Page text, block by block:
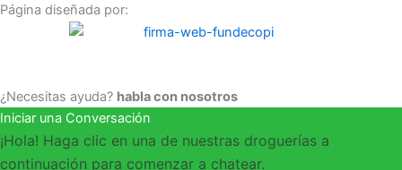
Página diseñada por:
¿Necesitas ayuda? habla con nosotros
Iniciar una Conversación
¡Hola! Haga clic en una de nuestras droguerías a
continuación para comenzar a chatear.